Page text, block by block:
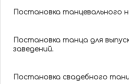
Постановка танцевального
Постановка танца для
заведений.
Постановка свадебного